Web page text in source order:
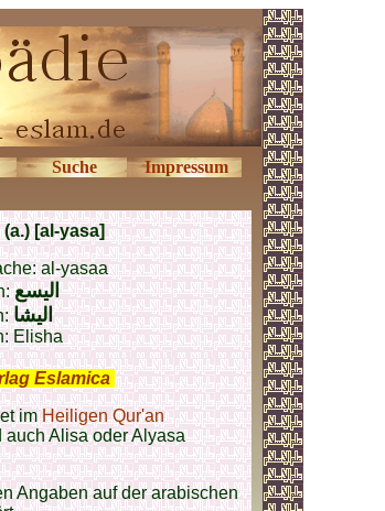
Suche Impressum
[al-yasa]
al-yasaa
اليسع
الیشا
Elisha
Eslamica
imHeiligen Qur'an
Alisa oder Alyasa
Angaben auf der arabischen